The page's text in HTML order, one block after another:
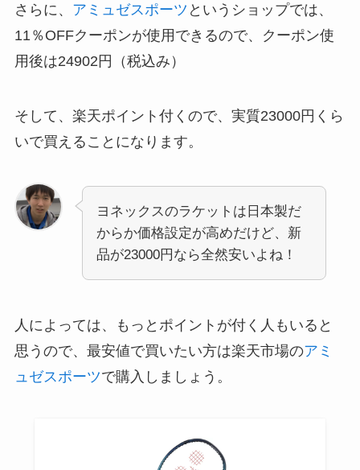
さらに、 アミュゼスポーツ というショップでは、
11％OFFクーポンが使用できるので、クーポン使
用後は24902円（税込み）
そして、楽天ポイント付くので、実質23000円くら
いで買えることになります。
ヨネックスのラケットは日本製だ
からか価格設定が高めだけど、新
品が23000円なら全然安いよね！
人によっては、もっとポイントが付く人もいると
思うので、最安値で買いたい方は楽天市場のアミ
ュゼスポーツで購入しましょう。